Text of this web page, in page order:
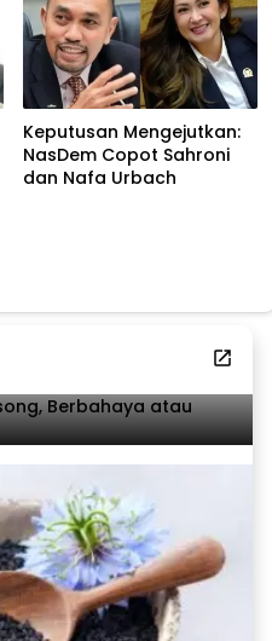
Keputusan Mengejutkan:
NasDem Copot Sahroni
dan Nafa Urbach
Berbahaya atau